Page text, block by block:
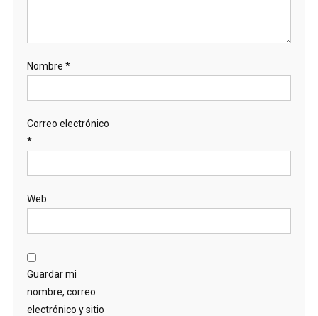
Nombre *
Correo electrónico
*
Web
Guardar mi
nombre, correo
electrónico y sitio